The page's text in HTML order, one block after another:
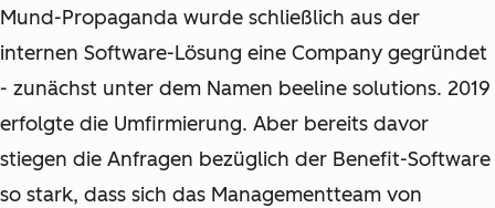
Mund-Propaganda wurde schließlich aus der
internen Software-Lösung eine Company gegründet
- zunächst unter dem Namen beeline solutions. 2019
erfolgte die Umfirmierung. Aber bereits davor
stiegen die Anfragen bezüglich der Benefit-Software
so stark, dass sich das Managementteam von